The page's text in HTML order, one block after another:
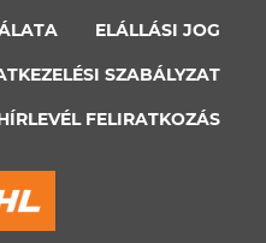
ELÁLLÁSI JOG
SZABÁLYZAT
FELIRATKOZÁS